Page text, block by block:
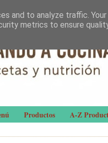
Productos A-Z
and to analyze traffic.
metrics to ensure